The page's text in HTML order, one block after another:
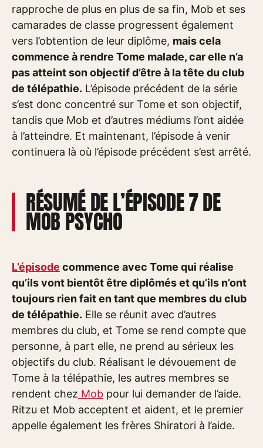
rapproche de plus en plus de sa fin, Mob et ses
camarades de classe progressent également
vers l’obtention de leur diplôme, mais cela
commence à rendre Tome malade, car elle n’a
pas atteint son objectif d’être à la tête du club
de télépathie. L’épisode précédent de la série
s’est donc concentré sur Tome et son objectif,
tandis que Mob et d’autres médiums l’ont aidée
à l’atteindre. Et maintenant, l’épisode à venir
continuera là où l’épisode précédent s’est arrêté.
RÉSUMÉ DE L’ÉPISODE 7 DE
MOB PSYCHO
L’épisode commence avec Tome qui réalise
qu’ils vont bientôt être diplômés et qu’ils n’ont
toujours rien fait en tant que membres du club
de télépathie. Elle se réunit avec d’autres
membres du club, et Tome se rend compte que
personne, à part elle, ne prend au sérieux les
objectifs du club. Réalisant le dévouement de
Tome à la télépathie, les autres membres se
rendent chez Mob pour lui demander de l’aide.
Ritzu et Mob acceptent et aident, et le premier
appelle également les frères Shiratori à l’aide.